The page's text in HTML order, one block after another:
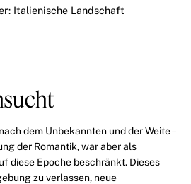
Italienische Landschaft
dem Unbekannten und der Weite –
der Romantik, war aber als
diese Epoche beschränkt. Dieses
zu verlassen, neue